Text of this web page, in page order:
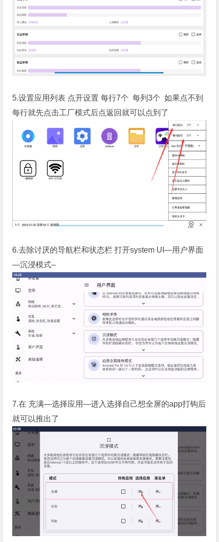
5.设置应用列表 点开设置 每行7个 每列3个 如果点不到
每行就先点击工厂模式后点返回就可以点到了
6.去除讨厌的导航栏和状态栏 打开system UI—用户界面
—沉浸模式–
7.在 充满—选择应用—进入选择自己想全屏的app打钩后
就可以推出了